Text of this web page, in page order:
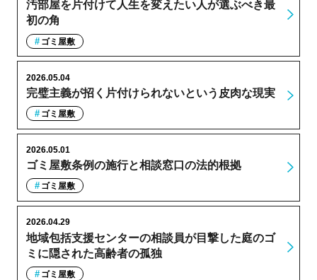
汚部屋を片付けて人生を変えたい人が選ぶべき最
初の角
ゴミ屋敷
完璧主義が招く片付けられないという皮肉な現実
2026.05.04
ゴミ屋敷
ゴミ屋敷条例の施行と相談窓口の法的根拠
2026.05.01
ゴミ屋敷
地域包括支援センターの相談員が目撃した庭のゴ
ミに隠された高齢者の孤独
2026.04.29
ゴミ屋敷